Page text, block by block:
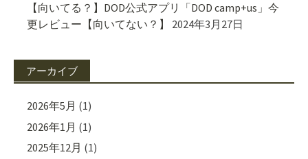
【向いてる？】DOD公式アプリ「DOD camp+us」今
更レビュー【向いてない？】
2024年3月27日
アーカイブ
2026年5月 (1)
2026年1月 (1)
2025年12月 (1)